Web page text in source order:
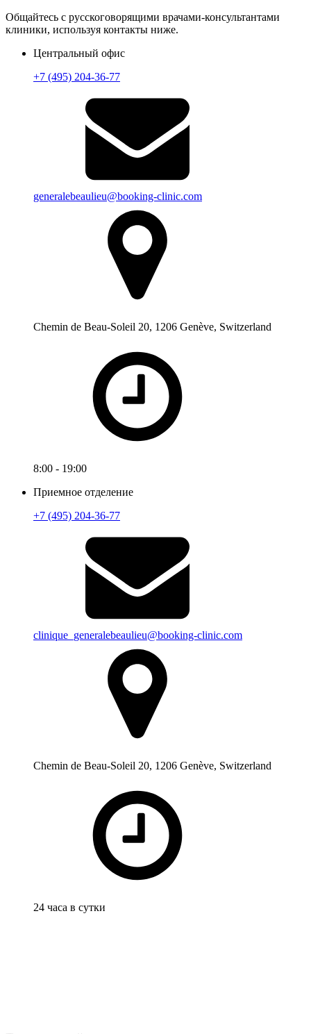
Общайтесь с русскоговорящими врачами-консультантами
клиники, используя контакты ниже.
Центральный офис
+7 (495) 204-36-77
generalebeaulieu@booking-clinic.com
Chemin de Beau-Soleil 20, 1206 Genève, Switzerland
8:00 - 19:00
Приемное отделение
+7 (495) 204-36-77
clinique_generalebeaulieu@booking-clinic.com
Chemin de Beau-Soleil 20, 1206 Genève, Switzerland
24 часа в сутки